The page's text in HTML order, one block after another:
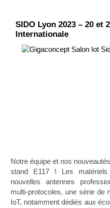
SIDO Lyon 2023 – 20 et
Internationale
Notre équipe et nos
stand E117 ! Les
nouvelles antennes
multi-protocoles, une série de
IoT, notamment dédiés aux